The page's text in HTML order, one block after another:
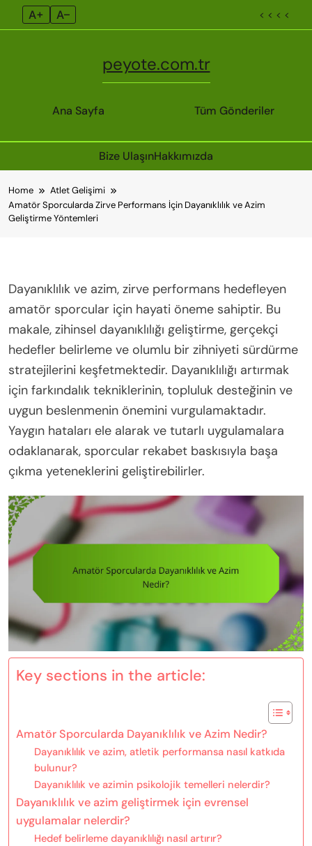
A+ A– < < < <
Ana Sayfa
peyote.com.tr
Tüm Gönderiler
Bize UlaşınHakkımızda
to
content
Home
Atlet Gelişimi
Amatör Sporcularda Zirve Performans İçin Dayanıklılık ve Azim
Geliştirme Yöntemleri
Dayanıklılık ve azim, zirve performans hedefleyen
amatör sporcular için hayati öneme sahiptir. Bu
makale, zihinsel dayanıklılığı geliştirme, gerçekçi
hedefler belirleme ve olumlu bir zihniyeti sürdürme
stratejilerini keşfetmektedir. Dayanıklılığı artırmak
için farkındalık tekniklerinin, topluluk desteğinin ve
uygun beslenmenin önemini vurgulamaktadır.
Yaygın hataları ele alarak ve tutarlı uygulamalara
odaklanarak, sporcular rekabet baskısıyla başa
çıkma yeteneklerini geliştirebilirler.
Key sections in the article:
Amatör Sporcularda Dayanıklılık ve Azim Nedir?
Dayanıklılık ve azim, atletik performansa nasıl katkıda
bulunur?
Dayanıklılık ve azimin psikolojik temelleri nelerdir?
Dayanıklılık ve azim geliştirmek için evrensel
uygulamalar nelerdir?
Hedef belirleme dayanıklılığı nasıl artırır?